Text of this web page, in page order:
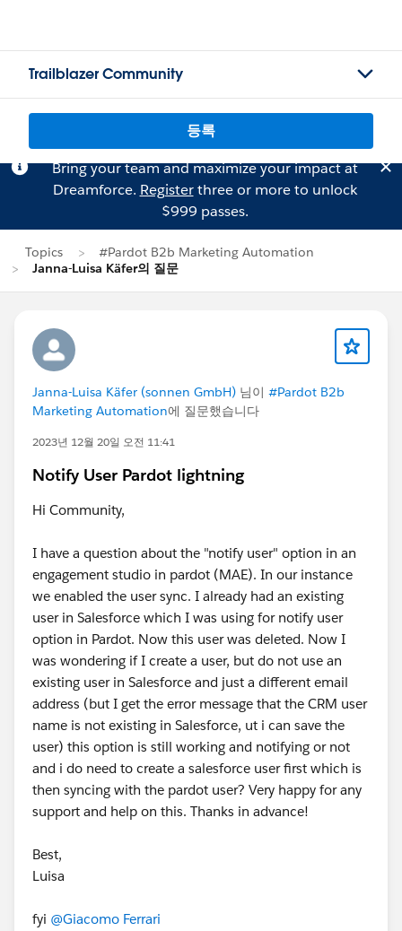
Trailblazer Community
등록
Bring your team and maximize your impact at
Dreamforce. Registerthree or more to unlock
$999 passes.
Topics
#Pardot B2b Marketing Automation
Janna-Luisa Käfer의 질문
Janna-Luisa Käfer (sonnen GmbH) 님이 #Pardot B2b
Marketing Automation에 질문했습니다
2023년 12월 20일 오전 11:41
Notify User Pardot lightning
Hi Community,
I have a question about the "notify user" option in an
engagement studio in pardot (MAE). In our instance
we enabled the user sync. I already had an existing
user in Salesforce which I was using for notify user
option in Pardot. Now this user was deleted. Now I
was wondering if I create a user, but do not use an
existing user in Salesforce and just a different email
address (but I get the error message that the CRM user
name is not existing in Salesforce, ut i can save the
user) this option is still working and notifying or not
and i do need to create a salesforce user first which is
then syncing with the pardot user? Very happy for any
support and help on this. Thanks in advance!
Best,
Luisa
fyi @Giacomo Ferrari